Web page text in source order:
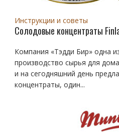
Инструкции и советы
Солодовые концентраты
Компания «Тэдди Бир» одна
производство сырья для
и на сегодняшний день
концентраты, один...